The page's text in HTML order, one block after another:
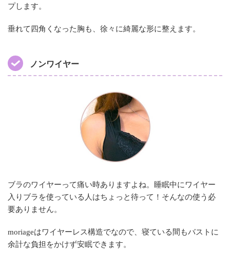
プします。
垂れて四角くなった胸も、徐々に綺麗な形に整えます。
ノンワイヤー
ブラのワイヤーって痛い時ありますよね。睡眠中にワイヤー
入りブラを使っている人はちょっと待って！そんなの使う必
要ありません。
moriageはワイヤーレス構造でなので、寝ている間もバストに
余計な負担をかけず安眠できます。